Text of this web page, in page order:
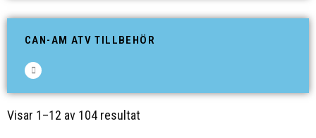
CAN-AM ATV TILLBEHÖR
Visar 1–12 av 104 resultat